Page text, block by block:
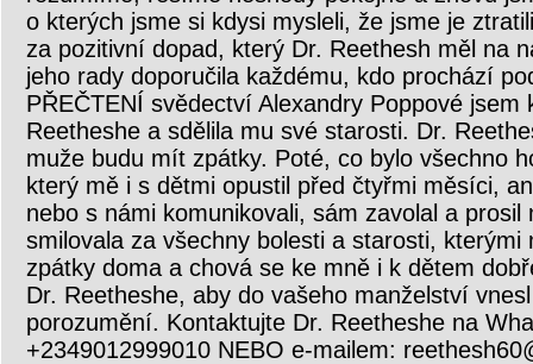
o kterých jsme si kdysi mysleli, že jsme je
za pozitivní dopad, který Dr. Reethesh měl na
jeho rady doporučila každému, kdo prochází
PŘEČTENÍ svědectví Alexandry Poppové jsem
Reetheshe a sdělila mu své starosti. Dr.
muže budu mít zpátky. Poté, co bylo všechno
který mě i s dětmi opustil před čtyřmi měsíci,
nebo s námi komunikovali, sám zavolal a
smilovala za všechny bolesti a starosti, kterými
zpátky doma a chová se ke mně i k dětem
Dr. Reetheshe, aby do vašeho manželství
porozumění. Kontaktujte Dr. Reetheshe na
+2349012999010 NEBO e-mailem: